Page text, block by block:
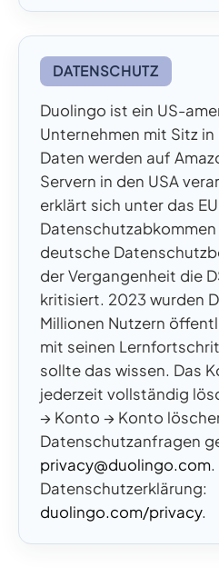
DATENSCHUTZ
Duolingo ist ein US-
Unternehmen mit Sitz
Daten werden auf
Servern in den USA
erklärt sich unter das
deutsche
der Vergangenheit die
kritisiert. 2023 wurden
Millionen Nutzern
mit seinen
sollte das wissen. Das
jederzeit vollständig
→ Konto → Konto
Datenschutzanfragen
privacy@duolingo.com
Datenschutzerklärung:
duolingo.com/privacy.